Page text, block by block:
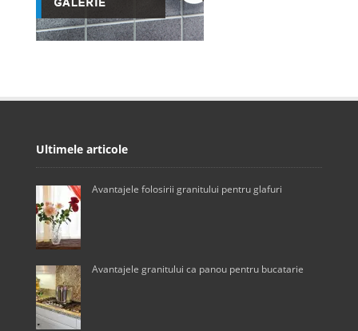
Ultimele articole
Avantajele folosirii granitului pentru glafuri
Avantajele granitului ca panou pentru bucatarie